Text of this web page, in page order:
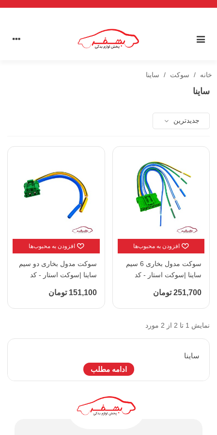
خانه / سوکت / ساینا
ساینا
جدیدترین
افزودن به محبوب‌ها
سوکت مدول بخاری 6 سیم
ساینا |سوکت استار - کد
251,700 تومان
افزودن به محبوب‌ها
سوکت مدول بخاری دو سیم
ساینا |سوکت استار - کد
151,100 تومان
نمایش 1 تا 2 از 2 مورد
ساينا
ادامه مطلب